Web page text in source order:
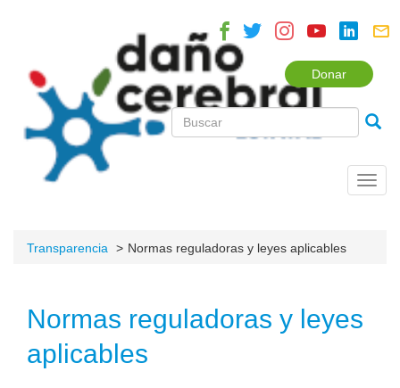
Donar
Transparencia Normas reguladoras y leyes aplicables
Normas reguladoras y leyes
aplicables